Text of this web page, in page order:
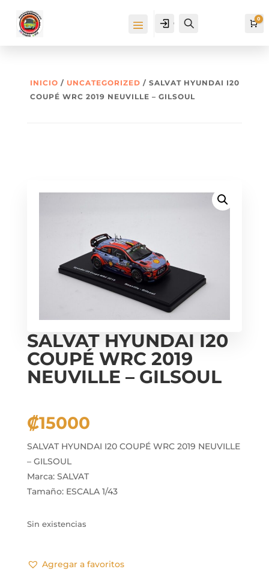
Cuenta 0
INICIO / UNCATEGORIZED / SALVAT HYUNDAI I20
COUPÉ WRC 2019 NEUVILLE – GILSOUL
SALVAT HYUNDAI I20
COUPÉ WRC 2019
NEUVILLE – GILSOUL
₡15000
SALVAT HYUNDAI I20 COUPÉ WRC 2019 NEUVILLE
– GILSOUL
Marca: SALVAT
Tamaño: ESCALA 1/43
Sin existencias
Agregar a favoritos